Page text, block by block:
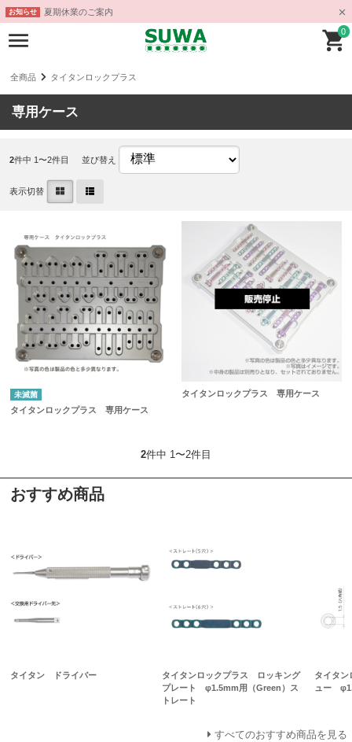
お知らせ 夏期休業のご案内
0
全商品 タイタンロックプラス
専用ケース
2件中 1〜2件目 並び替え
表示切替
未滅菌
タイタンロックプラス 専用ケース
タイタンロックプラス 専用ケース
2件中 1〜2件目
おすすめ商品
タイタン ドライバー
タイタンロックプラス ロッキング
プレート φ1.5mm用（Green）ス
トレート
タイタ
ュー
すべてのおすすめ商品を見る